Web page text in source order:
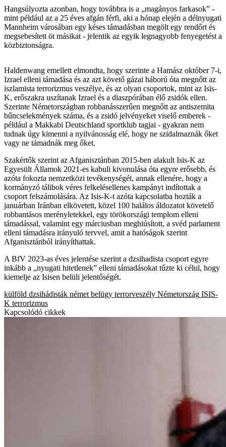
Hangsúlyozta azonban, hogy továbbra is a „magányos farkasok” -
mint például az a 25 éves afgán férfi, aki a hónap elején a délnyugati
Mannheim városában egy késes támadásban megölt egy rendőrt és
megsebesített öt másikat - jelentik az egyik legnagyobb fenyegetést a
közbiztonságra.
Haldenwang emellett elmondta, hogy szerinte a Hamász október 7-i,
Izrael elleni támadása és az azt követő gázai háború óta megnőtt az
iszlamista terrorizmus veszélye, és az olyan csoportok, mint az Isis-
K, erőszakra uszítanak Izrael és a diaszpórában élő zsidók ellen.
Szerinte Németországban robbanásszerűen megnőtt az antiszemita
bűncselekmények száma, és a zsidó jelvényeket viselő emberek -
például a Makkabi Deutschland sportklub tagjai - gyakran nem
tudnak úgy kimenni a nyilvánosság elé, hogy ne szidalmaznák őket
vagy ne támadnák meg őket.
Szakértők szerint az Afganisztánban 2015-ben alakult Isis-K az
Egyesült Államok 2021-es kabuli kivonulása óta egyre erősebb, és
azóta fokozta nemzetközi tevékenységét, annak ellenére, hogy a
kormányzó tálibok véres felkelésellenes kampányt indítottak a
csoport felszámolására. Az Isis-K-t azóta kapcsolatba hozták a
januárban Iránban elkövetett, közel 100 halálos áldozatot követelő
robbantásos merényletekkel, egy törökországi templom elleni
támadással, valamint egy márciusban meghiúsított, a svéd parlament
elleni támadásra irányuló tervvel, amit a hatóságok szerint
Afganisztánból irányíthattak.
A BfV 2023-as éves jelentése szerint a dzsihadista csoport egyre
inkább a „nyugati hitetlenek” elleni támadásokat tűzte ki célul, hogy
kiemelje az Isisen belüli jelentőségét.
külföld dzsihádisták német belügy terrorveszély Németország ISIS-
K terrorizmus
Kapcsolódó cikkek